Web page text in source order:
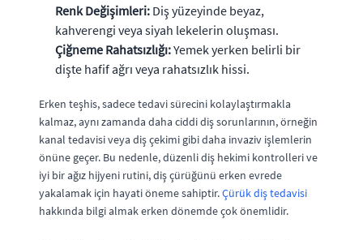
Renk Değişimleri: Diş yüzeyinde beyaz,
kahverengi veya siyah lekelerin oluşması.
Çiğneme Rahatsızlığı:Yemek yerken belirli bir
dişte hafif ağrı veya rahatsızlık hissi.
Erken teşhis, sadece tedavi sürecini kolaylaştırmakla
kalmaz, aynı zamanda daha ciddi diş sorunlarının, örneğin
kanal tedavisi veya diş çekimi gibi daha invaziv işlemlerin
önüne geçer. Bu nedenle, düzenli diş hekimi kontrolleri ve
iyi bir ağız hijyeni rutini, diş çürüğünü erken evrede
yakalamak için hayati öneme sahiptir.Çürük diş tedavisi
hakkında bilgi almak erken dönemde çok önemlidir.